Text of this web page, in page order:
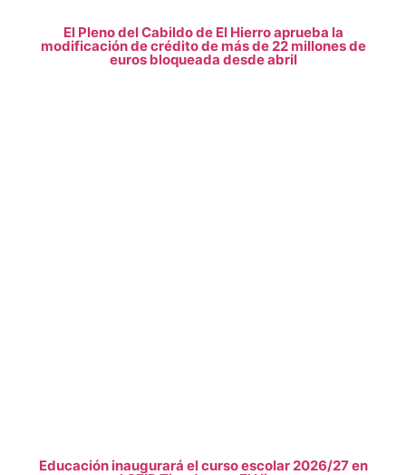
El Pleno del Cabildo de El Hierro aprueba la
modificación de crédito de más de 22 millones de
euros bloqueada desde abril
Educación inaugurará el curso escolar 2026/27 en